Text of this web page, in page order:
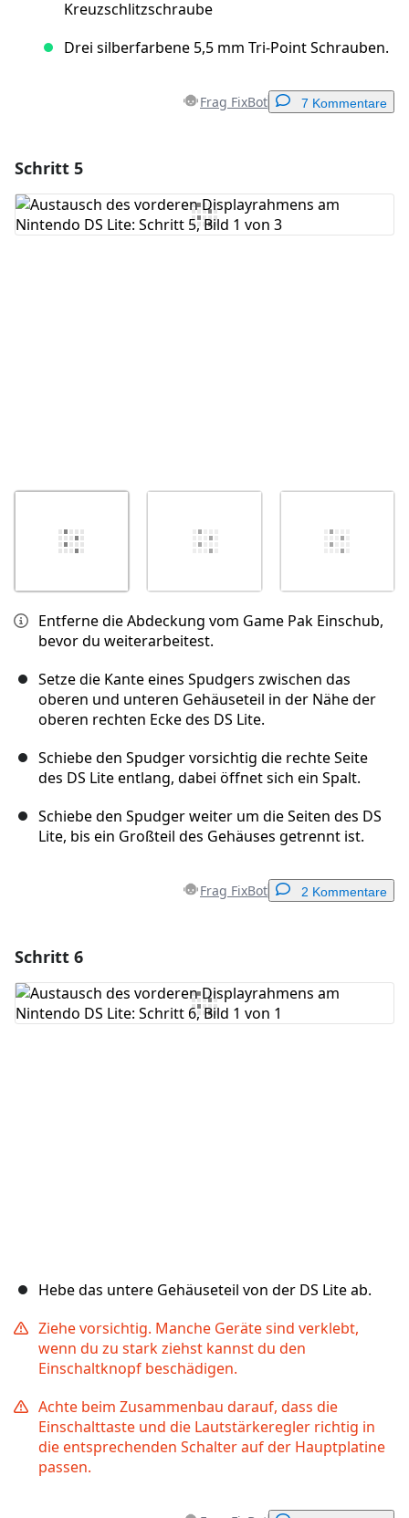
Kreuzschlitzschraube
Drei silberfarbene 5,5 mm Tri-Point Schrauben.
Frag FixBot 7 Kommentare
Kommentar hinzufügen
Schritt 5
Entferne die Abdeckung vom Game Pak Einschub,
bevor du weiterarbeitest.
Setze die Kante eines Spudgers zwischen das
oberen und unteren Gehäuseteil in der Nähe der
oberen rechten Ecke des DS Lite.
Schiebe den Spudger vorsichtig die rechte Seite
des DS Lite entlang, dabei öffnet sich ein Spalt.
Schiebe den Spudger weiter um die Seiten des DS
Lite, bis ein Großteil des Gehäuses getrennt ist.
Frag FixBot 2 Kommentare
Kommentar hinzufügen
Schritt 6
Hebe das untere Gehäuseteil von der DS Lite ab.
Ziehe vorsichtig. Manche Geräte sind verklebt,
wenn du zu stark ziehst kannst du den
Einschaltknopf beschädigen.
Achte beim Zusammenbau darauf, dass die
Einschalttaste und die Lautstärkeregler richtig in
die entsprechenden Schalter auf der Hauptplatine
passen.